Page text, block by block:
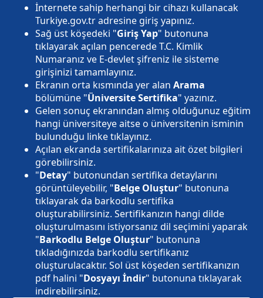
İnternete sahip herhangi bir cihazı kullanacak
Turkiye.gov.tr adresine giriş yapınız.
Sağ üst köşedeki "Giriş Yap" butonuna
tıklayarak açılan pencerede T.C. Kimlik
Numaranız ve E-devlet şifreniz ile sisteme
girişinizi tamamlayınız.
Ekranın orta kısmında yer alan Arama
bölümüne "Üniversite Sertifika" yazınız.
Gelen sonuç ekranından almış olduğunuz eğitim
hangi üniversiteye aitse o üniversitenin isminin
bulunduğu linke tıklayınız.
Açılan ekranda sertifikalarınıza ait özet bilgileri
görebilirsiniz.
"Detay" butonundan sertifika detaylarını
görüntüleyebilir, "Belge Oluştur" butonuna
tıklayarak da barkodlu sertifika
oluşturabilirsiniz. Sertifikanızın hangi dilde
oluşturulmasını istiyorsanız dil seçimini yaparak
"Barkodlu Belge Oluştur" butonuna
tıkladığınızda barkodlu sertifikanız
oluşturulacaktır. Sol üst köşeden sertifikanızın
pdf halini "Dosyayı İndir" butonuna tıklayarak
indirebilirsiniz.